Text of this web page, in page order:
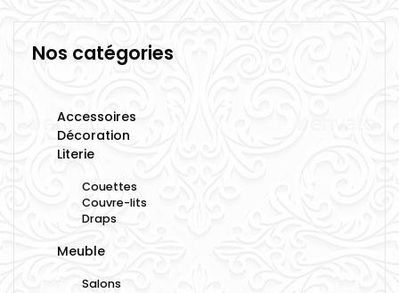
Nos catégories
Accessoires
Décoration
Literie
Couettes
Couvre-lits
Draps
Meuble
Salons